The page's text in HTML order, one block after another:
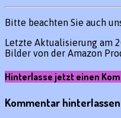
Bitte beachten Sie auch
Letzte Aktualisierung am
Bilder von der Amazon
Hinterlasse jetzt einen
Kommentar hinterlassen